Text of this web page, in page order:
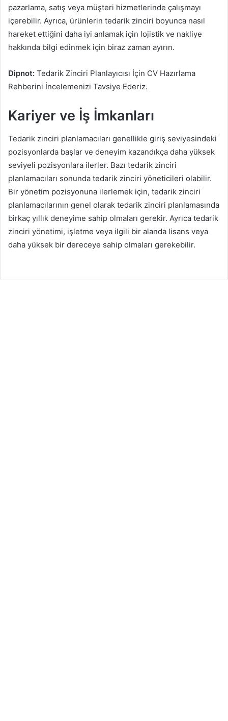
pazarlama, satış veya müşteri hizmetlerinde çalışmayı
içerebilir. Ayrıca, ürünlerin tedarik zinciri boyunca nasıl
hareket ettiğini daha iyi anlamak için lojistik ve nakliye
hakkında bilgi edinmek için biraz zaman ayırın.
Dipnot: Tedarik Zinciri Planlayıcısı İçin CV Hazırlama
Rehberini İncelemenizi Tavsiye Ederiz.
Kariyer ve İş İmkanları
Tedarik zinciri planlamacıları genellikle giriş seviyesindeki
pozisyonlarda başlar ve deneyim kazandıkça daha yüksek
seviyeli pozisyonlara ilerler. Bazı tedarik zinciri
planlamacıları sonunda tedarik zinciri yöneticileri olabilir.
Bir yönetim pozisyonuna ilerlemek için, tedarik zinciri
planlamacılarının genel olarak tedarik zinciri planlamasında
birkaç yıllık deneyime sahip olmaları gerekir. Ayrıca tedarik
zinciri yönetimi, işletme veya ilgili bir alanda lisans veya
daha yüksek bir dereceye sahip olmaları gerekebilir.